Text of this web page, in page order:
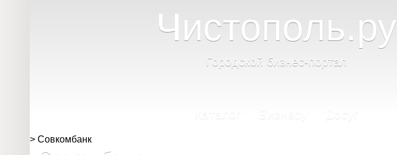
Чистополь.ру
Городской бизнес-портал
Каталог Бизнесу Досуг
> Совкомбанк